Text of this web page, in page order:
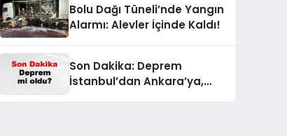
Bolu Dağı Tüneli’nde Yangın
Alarmı: Alevler İçinde Kaldı!
Son Dakika: Deprem
İstanbul’dan Ankara’ya,